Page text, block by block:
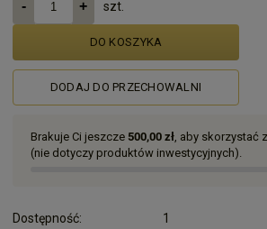
szt.
DO KOSZYKA
DODAJ DO PRZECHOWALNI
Brakuje Ci jeszcze 500,00 zł, aby skorzystać
(nie dotyczy produktów inwestycyjnych).
Dostępność:
1